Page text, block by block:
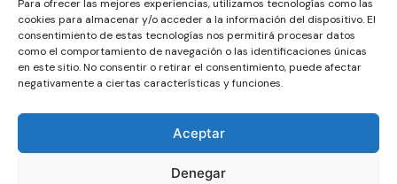
Para ofrecer las mejores experiencias, utilizamos tecnologías como las
cookies para almacenar y/o acceder a la información del dispositivo. El
consentimiento de estas tecnologías nos permitirá procesar datos
como el comportamiento de navegación o las identificaciones únicas
en este sitio. No consentir o retirar el consentimiento, puede afectar
negativamente a ciertas características y funciones.
Aceptar
Denegar
totalmente independiente.
Los logotipos y marcas son marcas registradas
identificarla, no gestionamos garantías oficiales,
somos un servicio técnico totalmente
independiente a cada marca.